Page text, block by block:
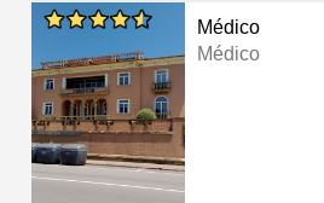
Médico
Médico